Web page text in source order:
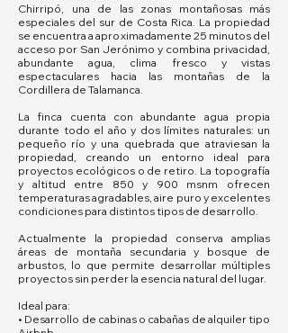
Chirripó, una de las zonas montañosas más
especiales del sur de Costa Rica. La propiedad
se encuentra a aproximadamente 25 minutos del
acceso por San Jerónimo y combina privacidad,
abundante agua, clima fresco y vistas
espectaculares hacia las montañas de la
Cordillera de Talamanca.
La finca cuenta con abundante agua propia
durante todo el año y dos límites naturales: un
pequeño río y una quebrada que atraviesan la
propiedad, creando un entorno ideal para
proyectos ecológicos o de retiro. La topografía
y altitud entre 850 y 900 msnm ofrecen
temperaturas agradables, aire puro y excelentes
condiciones para distintos tipos de desarrollo.
Actualmente la propiedad conserva amplias
áreas de montaña secundaria y bosque de
arbustos, lo que permite desarrollar múltiples
proyectos sin perder la esencia natural del lugar.
Ideal para:
• Desarrollo de cabinas o cabañas de alquiler tipo